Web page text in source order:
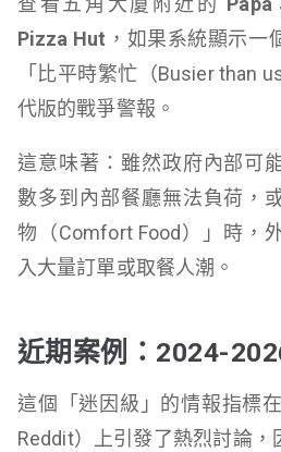
Pizza Hut ，如果系統顯示一
「比平時繁忙（Busier than
代版的戰爭警報。
這意味著：雖然政府內部可
數多到內部餐廳無法負荷，
物（Comfort Food）」時，
入大量訂單或取餐人潮。
近期案例：2024-
這個「迷因級」的情報指標
Reddit）上引發了熱烈討論，